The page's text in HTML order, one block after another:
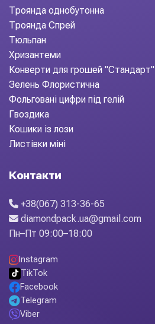
Троянда однобутонна
Троянда Спрей
Тюльпан
Хризантеми
Конверти для грошей "Стандарт"
Зелень Флористична
Фольговані цифри під гелій
Гвоздика
Кошики із лози
Листівки міні
Контакти
+38(067) 313-36-65
diamondpack.ua@gmail.com
Пн–Пт 09:00–18:00
Instagram
TikTok
Facebook
Telegram
Viber